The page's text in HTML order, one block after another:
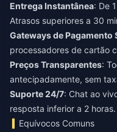
Entrega Instantânea: De
Atrasos superiores a 30
Gateways de Pagamento
processadores de cartão
Preços Transparentes:
antecipadamente, sem
Suporte 24/7: Chat ao
resposta inferior a 2 horas.
Equívocos Comuns